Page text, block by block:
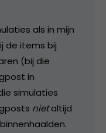
als in mijn
de items bij
(bij die
in
simulaties
nietaltijd